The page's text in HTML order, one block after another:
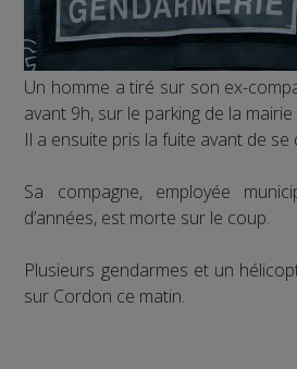
Un homme a tiré sur son ex-
avant 9h, sur le parking de la
Il a ensuite pris la fuite avant de
Sa compagne, employée
d’années, est morte sur le coup.
Plusieurs gendarmes et un
sur Cordon ce matin.